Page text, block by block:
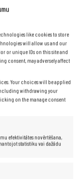
like cookies to store
will allow us and our
or unique IDs on this site and
consent, may adversely affect
Your choices will be applied
withdrawing your
on the manage consent
efektivitātes novērtēšana,
statistiku vai dažādu
līdz 3,30
audio